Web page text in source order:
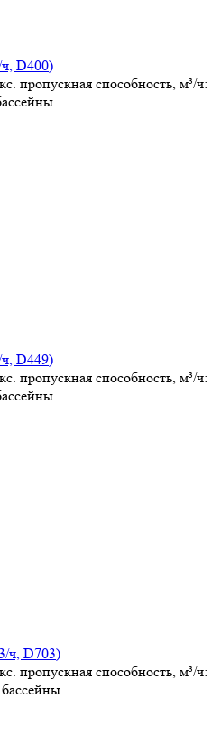
D400)
пропускная способность, м³/ч:
D449)
пропускная способность, м³/ч:
ч, D703)
пропускная способность, м³/ч: